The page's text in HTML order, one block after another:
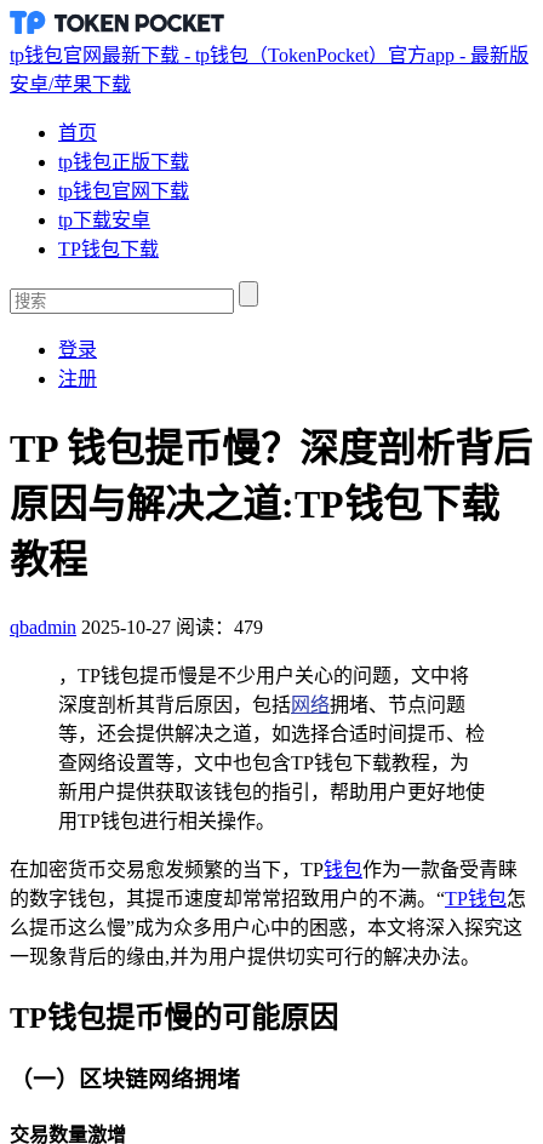
tp钱包官网最新下载 - tp钱包（TokenPocket）官方app - 最新版
安卓/苹果下载
首页
tp钱包正版下载
tp钱包官网下载
tp下载安卓
TP钱包下载
登录
注册
TP 钱包提币慢？深度剖析背后
原因与解决之道:TP钱包下载
教程
qbadmin 2025-10-27 阅读：479
，TP钱包提币慢是不少用户关心的问题，文中将
深度剖析其背后原因，包括网络拥堵、节点问题
等，还会提供解决之道，如选择合适时间提币、检
查网络设置等，文中也包含TP钱包下载教程，为
新用户提供获取该钱包的指引，帮助用户更好地使
用TP钱包进行相关操作。
在加密货币交易愈发频繁的当下，TP钱包作为一款备受青睐
的数字钱包，其提币速度却常常招致用户的不满。“TP钱包怎
么提币这么慢”成为众多用户心中的困惑，本文将深入探究这
一现象背后的缘由,并为用户提供切实可行的解决办法。
TP钱包提币慢的可能原因
（一）区块链网络拥堵
交易数量激增